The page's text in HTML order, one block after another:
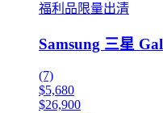
福利品限量出清
Samsung 三星
(7)
$5,680
$26,900